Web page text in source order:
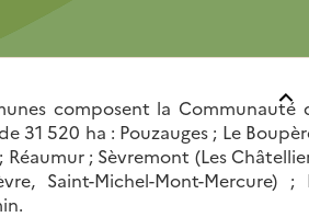
composent la Communauté
31 520 ha : Pouzauges ; Le
; Sèvremont (Les
Saint-Michel-Mont-Mercure) ;